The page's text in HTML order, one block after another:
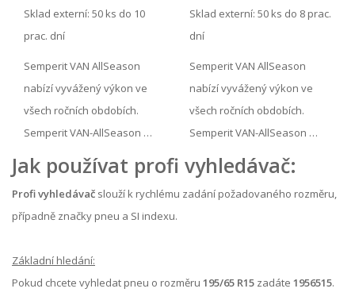
Sklad externí: 50 ks do 10
prac. dní
Semperit VAN AllSeason
nabízí vyvážený výkon ve
všech ročních obdobích.
Semperit VAN-AllSeason …
Sklad externí: 50 ks do 8 prac.
dní
Semperit VAN AllSeason
nabízí vyvážený výkon ve
všech ročních obdobích.
Semperit VAN-AllSeason …
Jak používat profi vyhledávač:
Profi vyhledávač slouží k rychlému zadání požadovaného rozměru,
případně značky pneu a SI indexu.
Základní hledání:
Pokud chcete vyhledat pneu o rozměru 195/65 R15 zadáte 1956515.